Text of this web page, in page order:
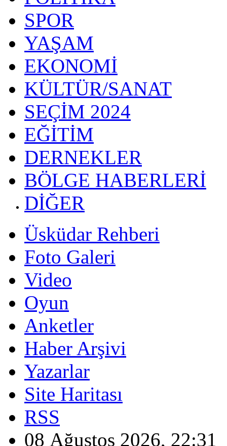
SPOR
YAŞAM
EKONOMİ
KÜLTÜR/SANAT
SEÇİM 2024
EĞİTİM
DERNEKLER
BÖLGE HABERLERİ
DİĞER
Üsküdar Rehberi
Foto Galeri
Video
Oyun
Anketler
Haber Arşivi
Yazarlar
Site Haritası
RSS
08 Ağustos 2026, 22:31